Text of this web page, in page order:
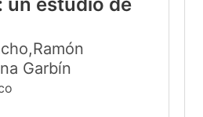
Garbín